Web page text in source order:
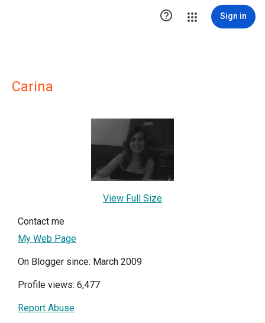
 Sign in
Carina
View Full Size
Contact me
My Web Page
On Blogger since: March 2009
Profile views: 6,477
Report Abuse